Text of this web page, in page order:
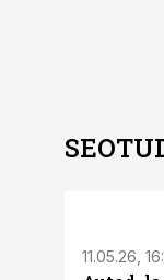
11.05.26,